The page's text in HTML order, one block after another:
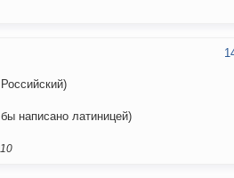
написано латиницей)